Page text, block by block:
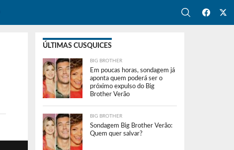
ÚLTIMAS CUSQUICES
BIG BROTHER
Em poucas horas, sondagem já
aponta quem poderá ser o
próximo expulso do Big
Brother Verão
BIG BROTHER
Sondagem Big Brother Verão:
Quem quer salvar?